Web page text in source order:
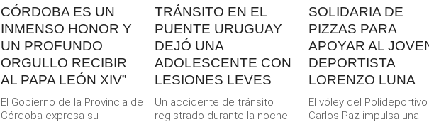
CÓRDOBA ES UN
INMENSO HONOR Y
UN PROFUNDO
ORGULLO RECIBIR
AL PAPA LEÓN XIV”
El Gobierno de la Provincia de
Córdoba expresa su
TRÁNSITO EN EL
PUENTE URUGUAY
DEJÓ UNA
ADOLESCENTE CON
LESIONES LEVES
Un accidente de tránsito
registrado durante la noche
SOLIDARIA DE
PIZZAS PARA
APOYAR AL
DEPORTISTA
LORENZO LUNA
El vóley del Polideportivo
Carlos Paz impulsa una